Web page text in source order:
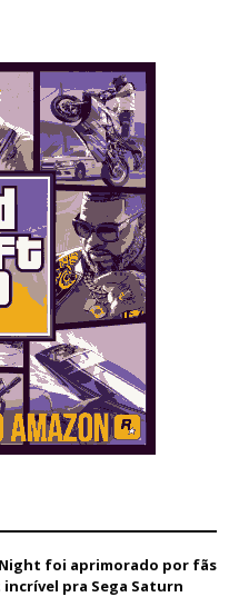
foi aprimorado por fãs
pra Sega Saturn